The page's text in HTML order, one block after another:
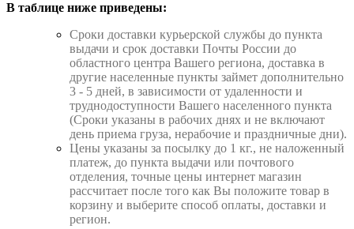
В таблице ниже приведены:
Cроки доставки курьерской службы до пункта
выдачи и срок доставки Почты России до
областного центра Вашего региона, доставка в
другие населенные пункты займет дополнительно
3 - 5 дней, в зависимости от удаленности и
труднодоступности Вашего населенного пункта
(Сроки указаны в рабочих днях и не включают
день приема груза, нерабочие и праздничные дни).
Цены указаны за посылку до 1 кг., не наложенный
платеж, до пункта выдачи или почтового
отделения, точные цены интернет магазин
рассчитает после того как Вы положите товар в
корзину и выберите способ оплаты, доставки и
регион.